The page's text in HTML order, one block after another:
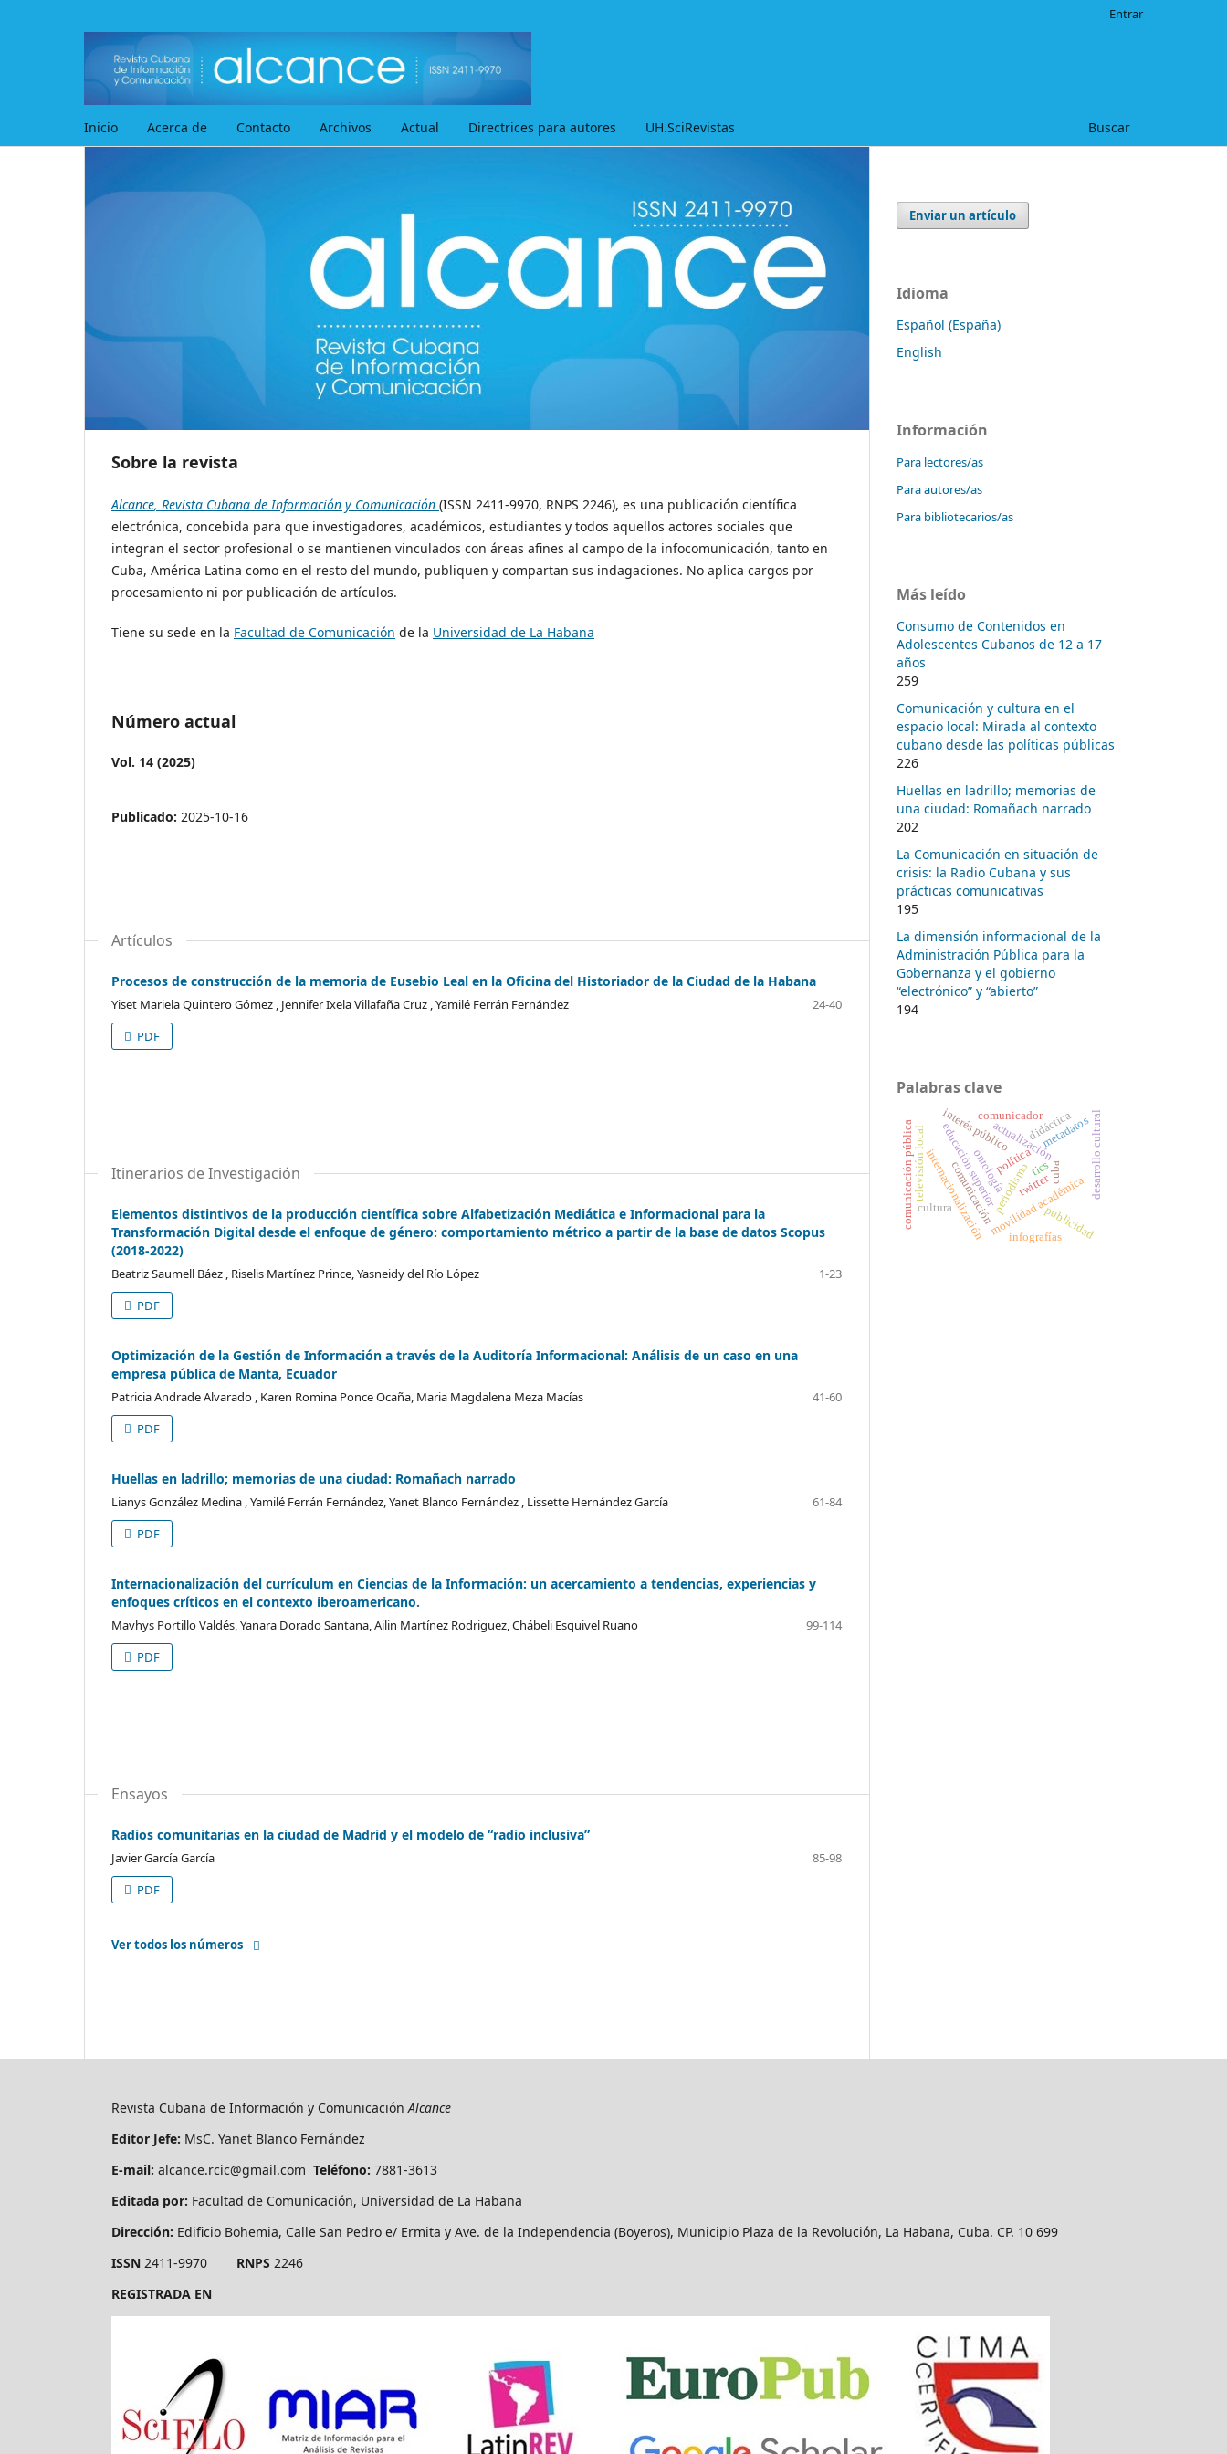
Inicio Acerca de Contacto Archivos Actual Directrices para autores UH.SciRevistas Buscar
Entrar
Sobre la revista
Alcance, Revista Cubana de Información y Comunicación (ISSN 2411-9970, RNPS 2246), es una publicación científica
electrónica, concebida para que investigadores, académicos, estudiantes y todos aquellos actores sociales que
integran el sector profesional o se mantienen vinculados con áreas afines al campo de la infocomunicación, tanto en
Cuba, América Latina como en el resto del mundo, publiquen y compartan sus indagaciones. No aplica cargos por
procesamiento ni por publicación de artículos.
Tiene su sede en la Facultad de Comunicación de la Universidad de La Habana
Número actual
Vol. 14 (2025)
Publicado: 2025-10-16
Artículos
Procesos de construcción de la memoria de Eusebio Leal en la Oficina del Historiador de la Ciudad de la Habana
Yiset Mariela Quintero Gómez , Jennifer Ixela Villafaña Cruz , Yamilé Ferrán Fernández
24-40
PDF
Itinerarios de Investigación
Elementos distintivos de la producción científica sobre Alfabetización Mediática e Informacional para la
Transformación Digital desde el enfoque de género: comportamiento métrico a partir de la base de datos Scopus
(2018-2022)
Beatriz Saumell Báez , Riselis Martínez Prince, Yasneidy del Río López
1-23
PDF
Optimización de la Gestión de Información a través de la Auditoría Informacional: Análisis de un caso en una
empresa pública de Manta, Ecuador
Patricia Andrade Alvarado , Karen Romina Ponce Ocaña, Maria Magdalena Meza Macías
41-60
PDF
Huellas en ladrillo; memorias de una ciudad: Romañach narrado
Lianys González Medina , Yamilé Ferrán Fernández, Yanet Blanco Fernández , Lissette Hernández García
61-84
PDF
Internacionalización del currículum en Ciencias de la Información: un acercamiento a tendencias, experiencias y
enfoques críticos en el contexto iberoamericano.
Mavhys Portillo Valdés, Yanara Dorado Santana, Ailin Martínez Rodriguez, Chábeli Esquivel Ruano
99-114
PDF
Ensayos
Radios comunitarias en la ciudad de Madrid y el modelo de “radio inclusiva”
Javier García García
85-98
PDF
Ver todos los números
Enviar un artículo
Idioma
Español (España)
English
Información
Para lectores/as
Para autores/as
Para bibliotecarios/as
Más leído
Consumo de Contenidos en
Adolescentes Cubanos de 12 a 17
años
259
Comunicación y cultura en el
espacio local: Mirada al contexto
cubano desde las políticas públicas
226
Huellas en ladrillo; memorias de
una ciudad: Romañach narrado
202
La Comunicación en situación de
crisis: la Radio Cubana y sus
prácticas comunicativas
195
La dimensión informacional de la
Administración Pública para la
Gobernanza y el gobierno
“electrónico” y “abierto”
194
Palabras clave
cuba
periodismo
actualización
política
comunicación
internacionalizaciónmovilidad académica
educación superior
comunicador
publicidad
ontología
metadatos
televisión local desarrollo cultural
cultura
twitter
comunicación pública interés público
tics
infografías
didáctica
Revista Cubana de Información y ComunicaciónAlcance
Editor Jefe: MsC. Yanet Blanco Fernández
E-mail: alcance.rcic@gmail.com Teléfono: 7881-3613
Editada por: Facultad de Comunicación, Universidad de La Habana
Dirección: Edificio Bohemia, Calle San Pedro e/ Ermita y Ave. de la Independencia (Boyeros), Municipio Plaza de la Revolución, La Habana, Cuba. CP. 10 699
ISSN 2411-9970 RNPS 2246
REGISTRADA EN